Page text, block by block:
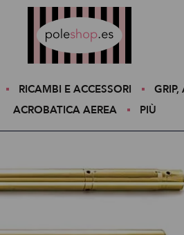
RICAMBI E ACCESSORI GRIP,
ACROBATICA AEREA
PIÙ